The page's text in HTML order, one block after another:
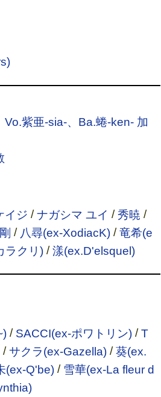
Vo.紫亜-sia-、Ba.蜷-ken- 加
イジ /ナガシマ ユイ /秀暁 /
/ 八尋(ex-XodiacK)/竜希(e
ラクリ)/漾(ex.D'elsquel)
/ SACCI(ex-ポワトリン)/T
/サクラ(ex-Gazella)/葵(ex.
(ex-Q'be)/ 雪華(ex-La fleur d